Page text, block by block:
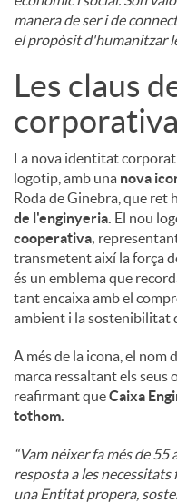
manera de ser i de
el propòsit d'humanitzar
Les claus
corporativa
La nova identitat
logotip, amb una nova
Roda de Ginebra, que ret
de l'enginyeria. El nou
cooperativa,
transmetent així la força
és un emblema que
tant encaixa amb el
ambient i la sostenibilitat
A més de la icona, el nom
marca ressaltant els seus
reafirmant queCaixa
tothom.
“Vam néixer fa més de
resposta a les
una Entitat propera,